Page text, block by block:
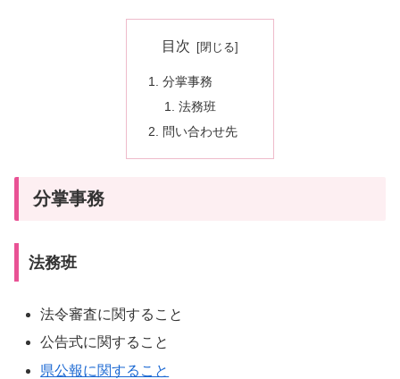
目次
分掌事務
法務班
問い合わせ先
分掌事務
法務班
法令審査に関すること
公告式に関すること
県公報に関すること